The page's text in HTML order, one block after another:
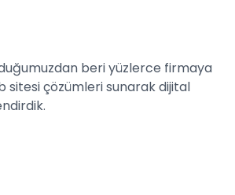
beri yüzlerce firmaya
sitesi çözümleri sunarak dijital